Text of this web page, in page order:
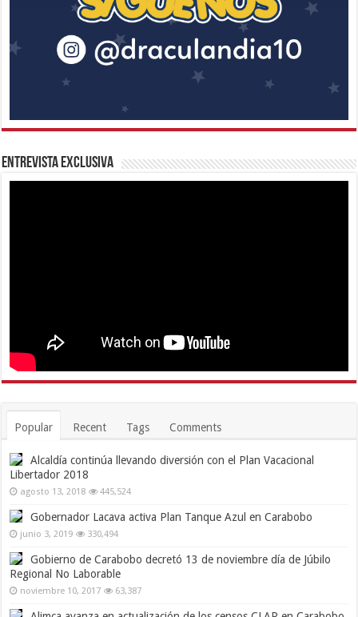
Entrevista Exclusiva
Popular Recent Tags Comments
Alcaldía continúa llevando diversión con el Plan Vacacional
Libertador 2018
agosto 13, 2018 445,524
Gobernador Lacava activa Plan Tanque Azul en Carabobo
junio 3, 2019 330,494
Gobierno de Carabobo decretó 13 de noviembre día de Júbilo
Regional No Laborable
noviembre 10, 2017 63,387